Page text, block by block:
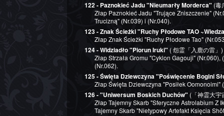
122 - Paznokieć Jadu "Nieumarły Morderca" (毒
Złap Paznokieć Jadu "Trujące Zniszczenie"
Trucizną" (Nr.039) i (Nr.040).
123 - Znak Ścieżki "Ruchy Płodowe TAO
Złap Znak Ścieżki "Ruchy Płodowe Tao"
124 - Widziadło "Piorun Iruki" ( 怨霊「入鹿の雷」)
Złap Strzała Gromu "Cyklon Gagouji"
(Nr.062).
125 - Święta Dziewczyna "Poświęcenie Bogini
Złap Święta Dziewczyna "Posiłek Oomonoimi"
126 - "Uniwersum Boskich Duchów" (「神霊大宇
Złap Tajemny Skarb "Sferyczne Astrolabium Z
Tajemny Skarb "Nietypowy Artefakt Księcia